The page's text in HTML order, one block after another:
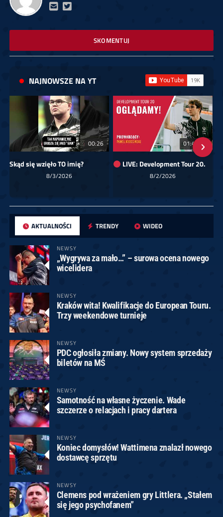
SKOMENTUJ
NAJNOWSZE NA YT
00:26
Skąd się wzięło TO imię?
8/3/2026
01:40:24
LIVE: Development Tour 20.
8/2/2026
AKTUALNOŚCI TRENDY WIDEO
NEWSY
„Wygrywa za mało…” – surowa ocena nowego
wicelidera
NEWSY
Kraków wita! Kwalifikacje do European Touru.
Trzy weekendowe turnieje
NEWSY
PDC ogłosiła zmiany. Nowy system sprzedaży
biletów na MŚ
NEWSY
Samotność na własne życzenie. Wade
szczerze o relacjach i pracy dartera
NEWSY
Koniec domysłów! Wattimena znalazł nowego
dostawcę sprzętu
NEWSY
Clemens pod wrażeniem gry Littlera. „Stałem
się jego psychofanem”